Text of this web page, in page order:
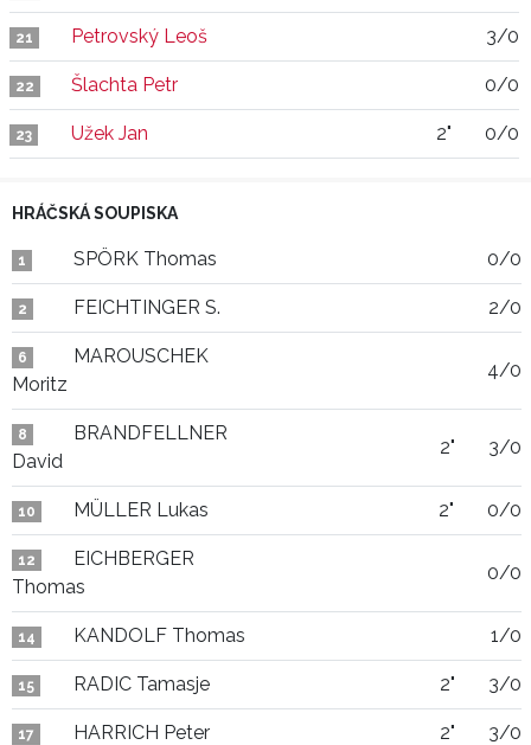
21 Petrovský Leoš 3/0
22 Šlachta Petr 0/0
23 Užek Jan 2" 0/0
HRÁČSKÁ SOUPISKA
1 SPÖRK Thomas 0/0
2 FEICHTINGER S. 2/0
6
MAROUSCHEK
Moritz
4/0
8
BRANDFELLNER
David
2" 3/0
10 MÜLLER Lukas 2" 0/0
12
EICHBERGER
Thomas
0/0
14 KANDOLF Thomas 1/0
15 RADIC Tamasje 2" 3/0
17 HARRICH Peter 2" 3/0